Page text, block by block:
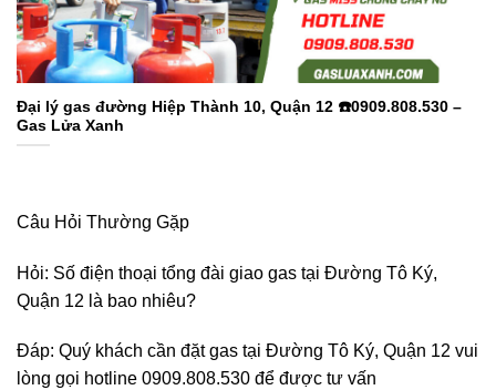
Đại lý gas đường Hiệp Thành 10, Quận 12 ☎️0909.808.530 –
Gas Lửa Xanh
Câu Hỏi Thường Gặp
Hỏi: Số điện thoại tổng đài giao gas tại Đường Tô Ký,
Quận 12 là bao nhiêu?
Đáp: Quý khách cần đặt gas tại Đường Tô Ký, Quận 12 vui
lòng gọi hotline 0909.808.530 để được tư vấn